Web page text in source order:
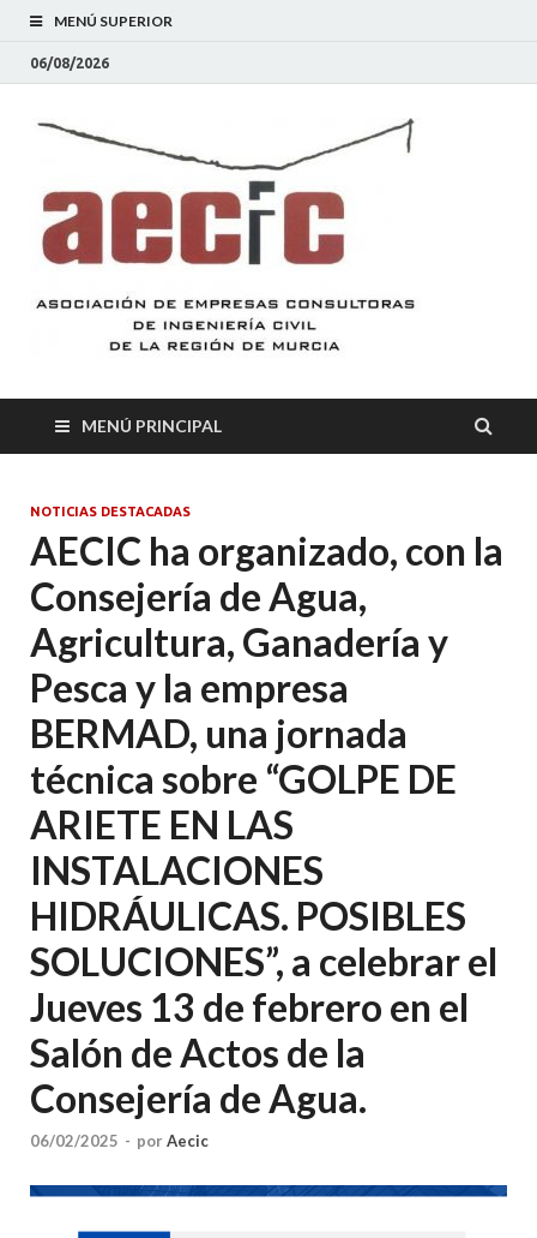
MENÚ SUPERIOR
06/08/2026
MENÚ PRINCIPAL
NOTICIAS DESTACADAS
AECIC ha organizado, con la
Consejería de Agua,
Agricultura, Ganadería y
Pesca y la empresa
BERMAD, una jornada
técnica sobre “GOLPE DE
ARIETE EN LAS
INSTALACIONES
HIDRÁULICAS. POSIBLES
SOLUCIONES”, a celebrar el
Jueves 13 de febrero en el
Salón de Actos de la
Consejería de Agua.
06/02/2025 - por Aecic